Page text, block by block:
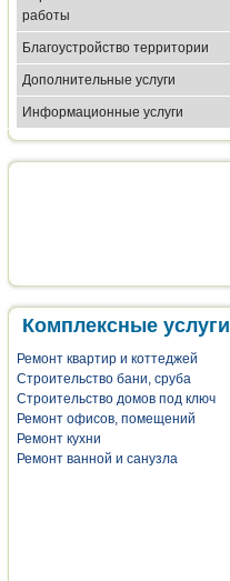
работы
Благоустройство территории
Дополнительные услуги
Информационные услуги
Комплексные услуги
Ремонт квартир и коттеджей
Строительство бани, сруба
Строительство домов под ключ
Ремонт офисов, помещений
Ремонт кухни
Ремонт ванной и санузла